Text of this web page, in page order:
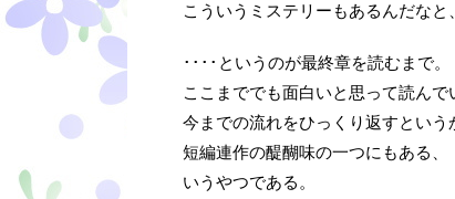
こういうミステリーもあるんだなと
････というのが最終章を読むまで。
ここまででも面白いと思って読んで
今までの流れをひっくり返すという
短編連作の醍醐味の一つにもある、
いうやつである。